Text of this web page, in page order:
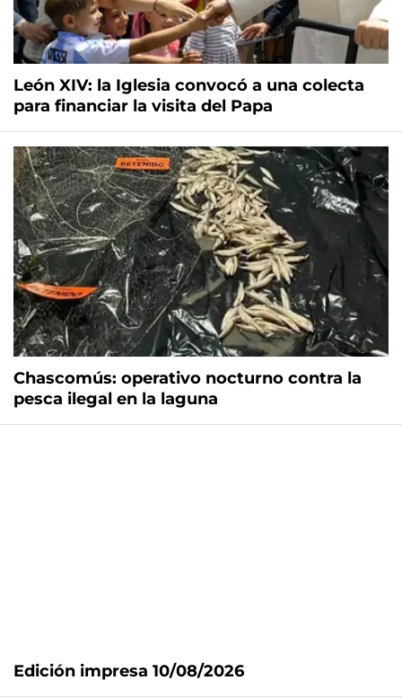
León XIV: la Iglesia convocó a una colecta
para financiar la visita del Papa
Chascomús: operativo nocturno contra la
pesca ilegal en la laguna
Edición impresa 10/08/2026